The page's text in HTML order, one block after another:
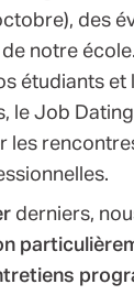
des
notre
étudiants et
le Job
les
derniers,